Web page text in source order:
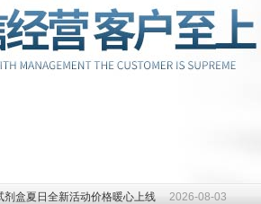
剂盒夏日全新活动价格暖心上线 2026-08-03